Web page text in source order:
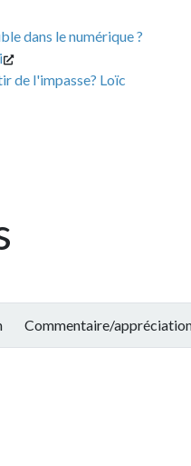
dans le numérique ?
de l'impasse? Loïc
Commentaire/